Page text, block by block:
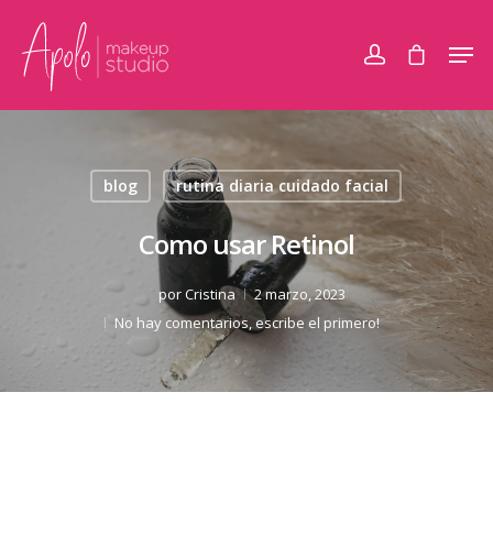
blog rutina diaria cuidado facial
Como usar Retinol
porCristina
2 marzo, 2023
No hay comentarios, escribe el primero!